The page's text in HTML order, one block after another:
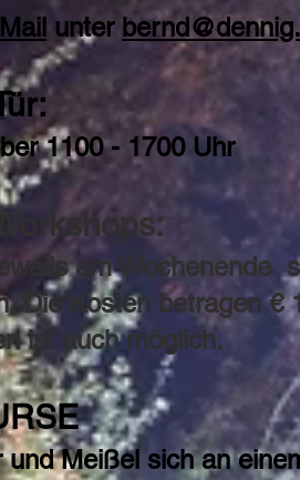
Mail unter
1100 - 1700 Uhr
am Wochenende
Die Kosten betragen €
ist auch möglich.
Meißel sich an